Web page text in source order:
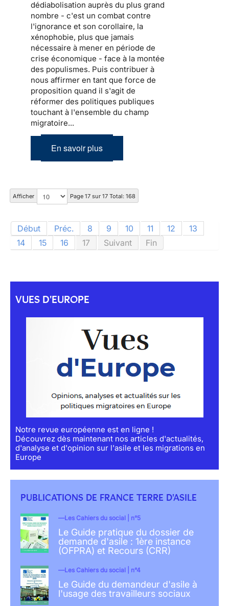
dédiabolisation auprès du plus grand
nombre - c'est un combat contre
l'ignorance et son corollaire, la
xénophobie, plus que jamais
nécessaire à mener en période de
crise économique - face à la montée
des populismes. Puis contribuer à
nous affirmer en tant que force de
proposition quand il s'agit de
réformer des politiques publiques
touchant à l'ensemble du champ
migratoire...
En savoir plus
Afficher Page 17 sur 17 Total: 168
Début Préc. 8 9 10 11 12
13
14
15 16 17 Suivant Fin
VUES D'EUROPE
Notre revue européenne est en ligne !
Découvrez dès maintenant nos articles d'actualités,
d'analyse et d'opinion sur l'asile et les migrations en
Europe
PUBLICATIONS DE FRANCE TERRE D'ASILE
Les Cahiers du social | n°5
Le Guide pratique du dossier de
demande d'asile : 1ère instance
(OFPRA) et Recours (CRR)
Les Cahiers du social | n°4
Le Guide du demandeur d'asile à
l'usage des travailleurs sociaux